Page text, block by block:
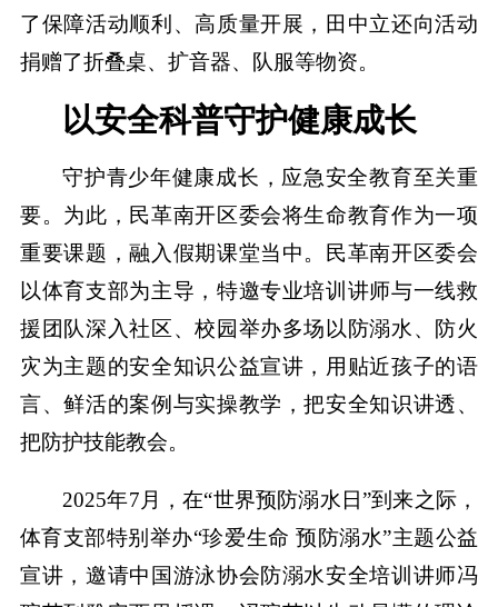
了保障活动顺利、高质量开展，田中立还向活动
捐赠了折叠桌、扩音器、队服等物资。
以安全科普守护健康成长
守护青少年健康成长，应急安全教育至关重
要。为此，民革南开区委会将生命教育作为一项
重要课题，融入假期课堂当中。民革南开区委会
以体育支部为主导，特邀专业培训讲师与一线救
援团队深入社区、校园举办多场以防溺水、防火
灾为主题的安全知识公益宣讲，用贴近孩子的语
言、鲜活的案例与实操教学，把安全知识讲透、
把防护技能教会。
2025年7月，在“世界预防溺水日”到来之际，
体育支部特别举办“珍爱生命 预防溺水”主题公益
宣讲，邀请中国游泳协会防溺水安全培训讲师冯